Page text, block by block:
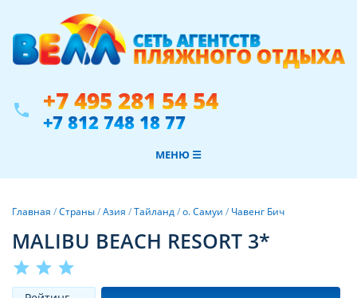
phone +7 495 281 54 54
+7 812 748 18 77
МЕНЮ ☰
Главная /Страны/Азия /Тайланд/о. Самуи / Чавенг Бич
MALIBU BEACH RESORT 3*
star star star